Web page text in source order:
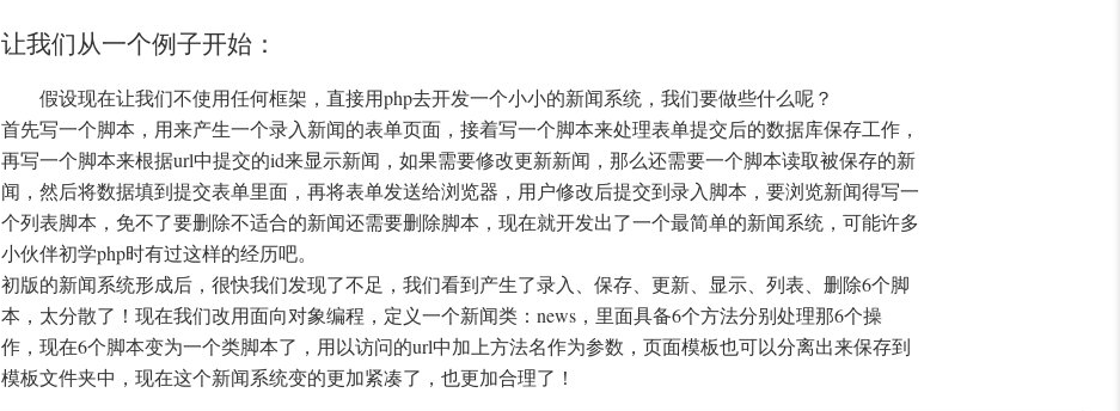
让我们从一个例子开始：
假设现在让我们不使用任何框架，直接用php去开发一个小小的新闻系统，我们要做些什么呢？
首先写一个脚本，用来产生一个录入新闻的表单页面，接着写一个脚本来处理表单提交后的数据库保存工作，
再写一个脚本来根据url中提交的id来显示新闻，如果需要修改更新新闻，那么还需要一个脚本读取被保存的新
闻，然后将数据填到提交表单里面，再将表单发送给浏览器，用户修改后提交到录入脚本，要浏览新闻得写一
个列表脚本，免不了要删除不适合的新闻还需要删除脚本，现在就开发出了一个最简单的新闻系统，可能许多
小伙伴初学php时有过这样的经历吧。
初版的新闻系统形成后，很快我们发现了不足，我们看到产生了录入、保存、更新、显示、列表、删除6个脚
本，太分散了！现在我们改用面向对象编程，定义一个新闻类：news，里面具备6个方法分别处理那6个操
作，现在6个脚本变为一个类脚本了，用以访问的url中加上方法名作为参数，页面模板也可以分离出来保存到
模板文件夹中，现在这个新闻系统变的更加紧凑了，也更加合理了！